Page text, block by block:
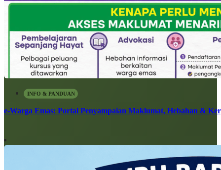
INFO & PANDUAN
e-Warga Emas: Portal Penyampaian Maklumat, Hebahan &